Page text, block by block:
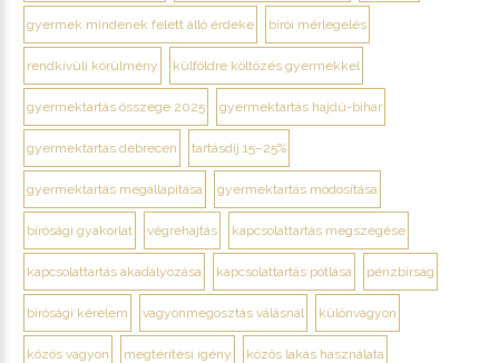
gyermek mindenek felett álló érdeke bírói mérlegelés
rendkívüli körülmény külföldre költözés gyermekkel
gyermektartás összege 2025 gyermektartás hajdú-bihar
gyermektartás debrecen tartásdíj 15–25%
gyermektartás megállapítása gyermektartás módosítása
bírósági gyakorlat végrehajtás kapcsolattartás megszegése
kapcsolattartás akadályozása kapcsolattartás pótlása pénzbírság
bírósági kérelem vagyonmegosztás válásnál különvagyon
közös vagyon megtérítési igény közös lakás használata